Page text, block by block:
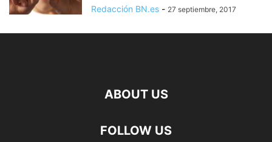
Redacción BN.es - 27 septiembre, 2017
ABOUT US
FOLLOW US